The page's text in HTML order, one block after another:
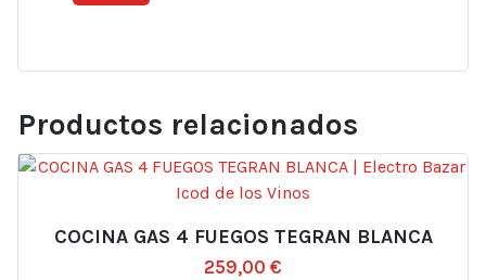
Productos relacionados
COCINA GAS 4 FUEGOS TEGRAN BLANCA
259,00 €